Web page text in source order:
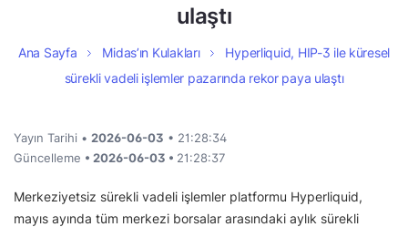
ulaştı
Ana Sayfa Midas’ın Kulakları
Hyperliquid, HIP-3 ile küresel
sürekli vadeli işlemler pazarında rekor paya ulaştı
Yayın Tarihi • 2026-06-03 • 21:28:34
Güncelleme • 2026-06-03 • 21:28:37
Merkeziyetsiz sürekli vadeli işlemler platformu Hyperliquid,
mayıs ayında tüm merkezi borsalar arasındaki aylık sürekli